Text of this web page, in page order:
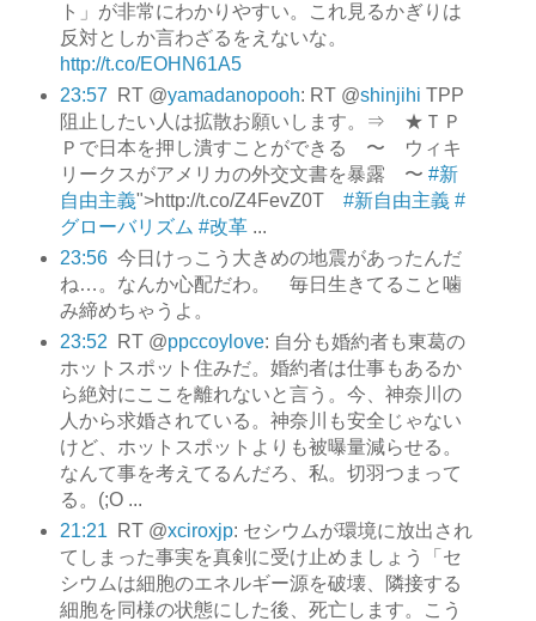
ト」が非常にわかりやすい。これ見るかぎりは
反対としか言わざるをえないな。
http://t.co/EOHN61A5
23:57
RT @yamadanopooh: RT @shinjihi TPP
阻止したい人は拡散お願いします。⇒ ★ＴＰ
Ｐで日本を押し潰すことができる 〜 ウィキ
リークスがアメリカの外交文書を暴露 〜 #新
自由主義">http://t.co/Z4FevZ0T #新自由主義 #
グローバリズム #改革...
23:56 今日けっこう大きめの地震があったんだ
ね…。なんか心配だわ。 毎日生きてること噛
み締めちゃうよ。
23:52
RT @ppccoylove: 自分も婚約者も東葛の
ホットスポット住みだ。婚約者は仕事もあるか
ら絶対にここを離れないと言う。今、神奈川の
人から求婚されている。神奈川も安全じゃない
けど、ホットスポットよりも被曝量減らせる。
なんて事を考えてるんだろ、私。切羽つまって
る。(;O ...
21:21
RT @xciroxjp: セシウムが環境に放出され
てしまった事実を真剣に受け止めましょう「セ
シウムは細胞のエネルギー源を破壊、隣接する
細胞を同様の状態にした後、死亡します。こう